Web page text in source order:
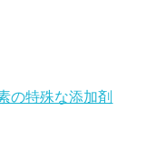
の特殊な添加剤